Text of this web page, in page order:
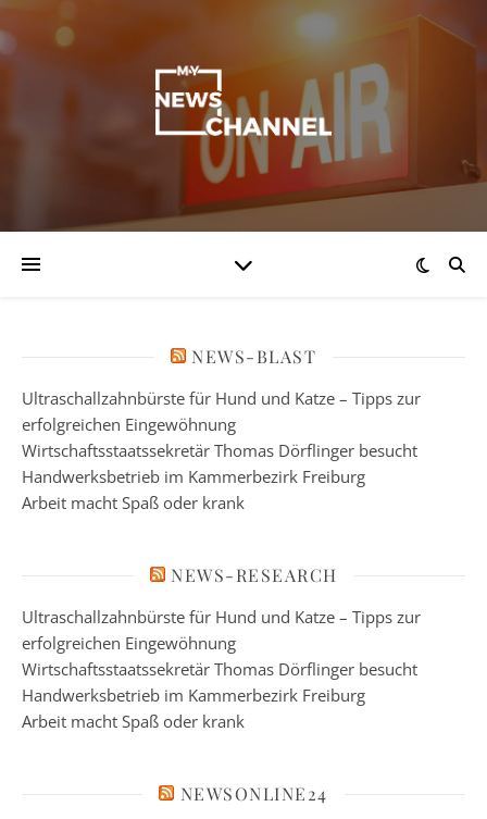
NEWS-BLAST
Ultraschallzahnbürste für Hund und Katze – Tipps zur
erfolgreichen Eingewöhnung
Wirtschaftsstaatssekretär Thomas Dörflinger besucht
Handwerksbetrieb im Kammerbezirk Freiburg
Arbeit macht Spaß oder krank
NEWS-RESEARCH
Ultraschallzahnbürste für Hund und Katze – Tipps zur
erfolgreichen Eingewöhnung
Wirtschaftsstaatssekretär Thomas Dörflinger besucht
Handwerksbetrieb im Kammerbezirk Freiburg
Arbeit macht Spaß oder krank
NEWSONLINE24